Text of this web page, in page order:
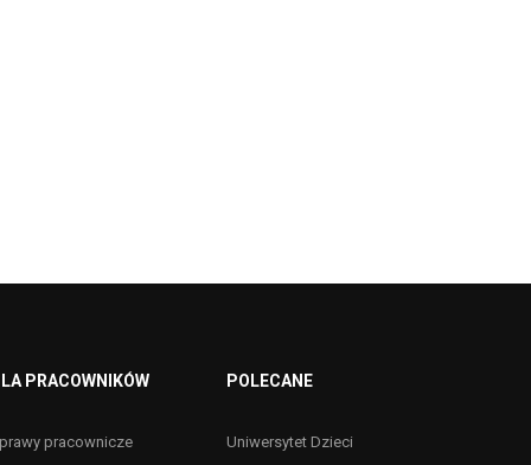
PRACOWNIKÓW
pracownicze
POLECANE
Uniwersytet Dzieci